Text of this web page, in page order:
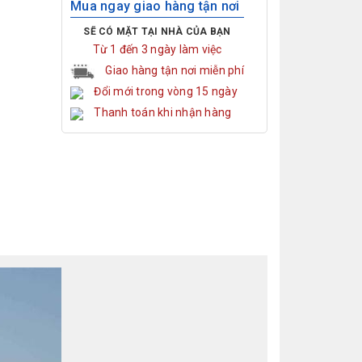
Mua ngay giao hàng tận nơi
SẼ CÓ MẶT TẠI NHÀ CỦA BẠN
Từ 1 đến 3 ngày làm việc
Giao hàng tận nơi miễn phí
Đổi mới trong vòng 15 ngày
Thanh toán khi nhận hàng